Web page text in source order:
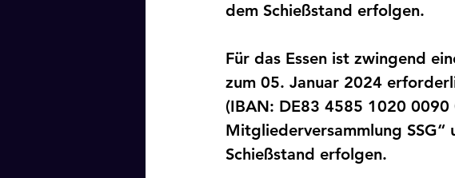
dem Schießstand erfolgen.
Für das Essen ist zwingend
zum 05. Januar 2024
(IBAN: DE83 4585 1020
Mitgliederversammlung
Schießstand erfolgen.